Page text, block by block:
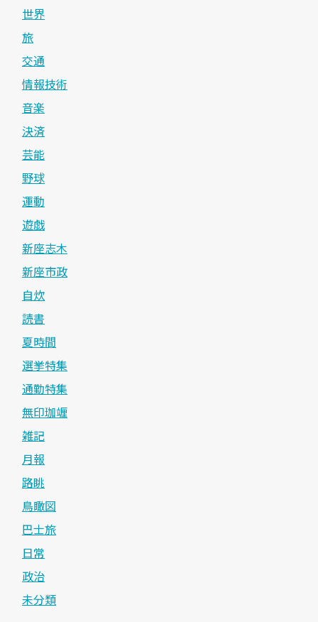
世界
旅
交通
情報技術
音楽
決済
芸能
野球
運動
遊戯
新座志木
新座市政
自炊
読書
夏時間
選挙特集
通勤特集
無印珈竰
雑記
月報
路眺
鳥瞰図
巴士旅
日常
政治
未分類